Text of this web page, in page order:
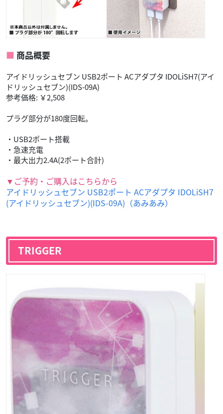
商品概要
アイドリッシュセブン USB2ポート ACアダプタ IDOLiSH7(アイ
ドリッシュセブン)(IDS-09A)
参考価格: ￥2,508
プラグ部分が180度回転。
・USB2ポート搭載
・急速充電
・最大出力2.4A(2ポート合計)
▼ご予約・ご購入はこちらから
アイドリッシュセブン USB2ポート ACアダプタ IDOLiSH7
(アイドリッシュセブン)(IDS-09A)（あみあみ）
TRIGGER